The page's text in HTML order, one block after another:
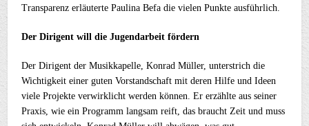
Transparenz erläuterte Paulina Befa die vielen Punkte ausführlich.
Der Dirigent will die Jugendarbeit fördern
Der Dirigent der Musikkapelle, Konrad Müller, unterstrich die
Wichtigkeit einer guten Vorstandschaft mit deren Hilfe und Ideen
viele Projekte verwirklicht werden können. Er erzählte aus seiner
Praxis, wie ein Programm langsam reift, das braucht Zeit und muss